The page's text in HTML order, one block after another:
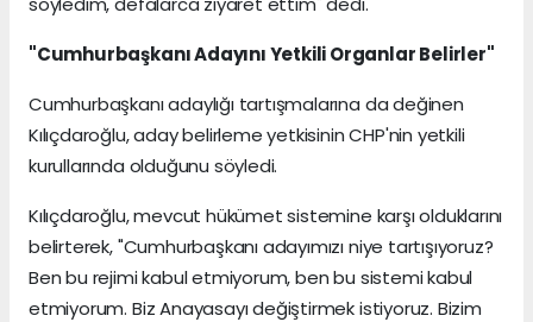
"Cumhurbaşkanı Adayını Yetkili Organlar Belirler"
Cumhurbaşkanı adaylığı tartışmalarına da değinen
Kılıçdaroğlu, aday belirleme yetkisinin CHP'nin yetkili
kurullarında olduğunu söyledi.
Kılıçdaroğlu, mevcut hükümet sistemine karşı olduklarını
belirterek, "Cumhurbaşkanı adayımızı niye tartışıyoruz?
Ben bu rejimi kabul etmiyorum, ben bu sistemi kabul
etmiyorum. Biz Anayasayı değiştirmek istiyoruz. Bizim